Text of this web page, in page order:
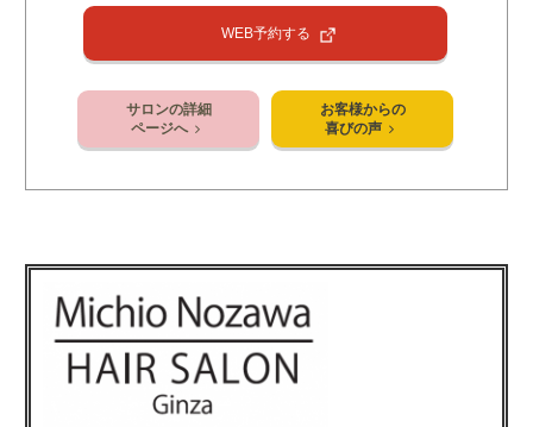
WEB予約する
サロンの詳細
ページへ
お客様からの
喜びの声